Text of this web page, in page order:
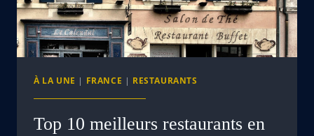
À LA UNE | FRANCE | RESTAURANTS
Top 10 meilleurs restaurants en